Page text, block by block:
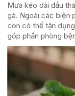
Mưa kéo dài đầu
gà. Ngoài các biện
con có thể tận
góp phần phòng